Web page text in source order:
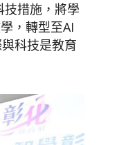
技措施，將學
，轉型至AI
科技是教育